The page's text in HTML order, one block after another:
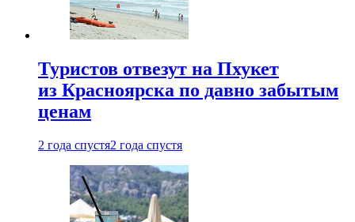
Туристов отвезут на Пхукет
из Красноярска по давно забытым
ценам
2 года спустя2 года спустя